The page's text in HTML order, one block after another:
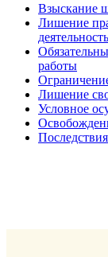
Взыскание
Лишение
работы
Лишение
Условное